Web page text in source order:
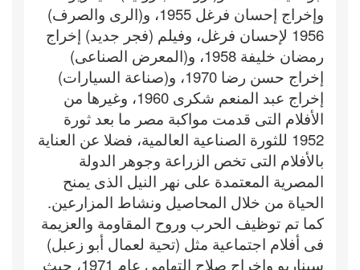
وإخراج إحسان فرغل 1955، و(الرى والصرف)
1956 لإحسان فرغل، وفيلم (فجر جديد) إخراج
رمضان خليفة 1958، و(المعرض الصناعى)
إخراج حسن رضا 1970، و(صناعة السيارات)
إخراج عبد المنعم شكرى 1960، وغيرها من
الأفلام التى قدمت مواكبة مصر ما بعد ثورة
1952 للثورة الصناعية العالمية، فضلا عن العناية
بالأفلام التى تخص الزراعة وجوهر الدولة
المصرية المعتمدة على نهر النيل الذى يمنح
الحياة من خلال المحاصيل ونشاط المزارعين.
كما تم توظيف الحرب وروح المقاومة والعزيمة
فى أفلام اجتماعية مثل (تحية لعمال أبو زعبل)
سيناريو وإخراج صلاح التهامى عام 1971، حيث